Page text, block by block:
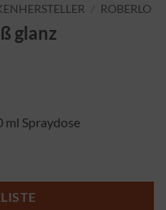
ROBERLO
glanz
ml Spraydose